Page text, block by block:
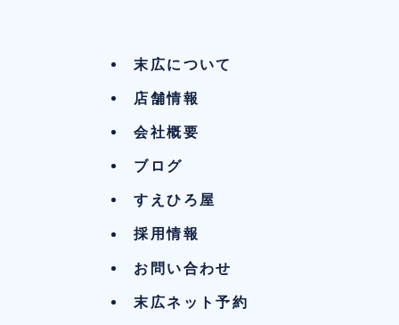
末広について
店舗情報
会社概要
ブログ
すえひろ屋
採用情報
お問い合わせ
末広ネット予約